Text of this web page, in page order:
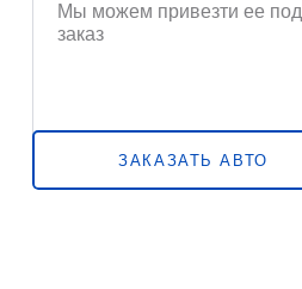
Мы можем привезти ее под
заказ
ЗАКАЗАТЬ АВТО